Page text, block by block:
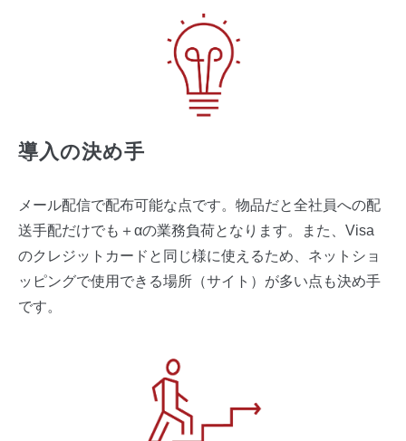
導入の決め手
メール配信で配布可能な点です。物品だと全社員への配
送手配だけでも＋αの業務負荷となります。また、Visa
のクレジットカードと同じ様に使えるため、ネットショ
ッピングで使用できる場所（サイト）が多い点も決め手
です。